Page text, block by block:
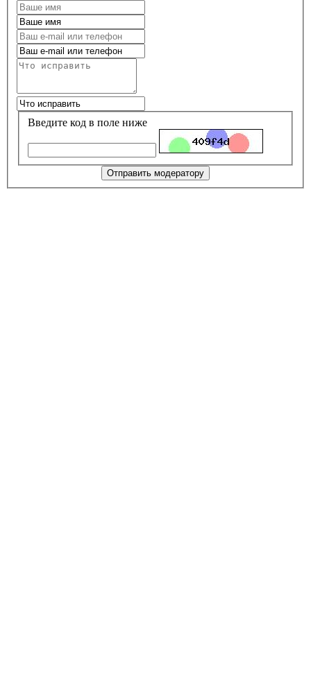
Введите код в поле ниже
Отправить модератору